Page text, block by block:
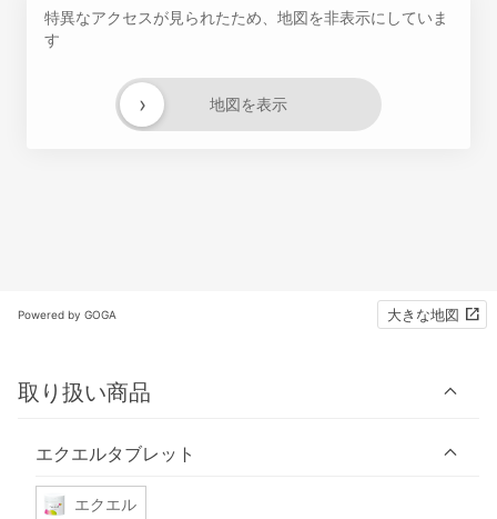
特異なアクセスが見られたため、地図を非表示にしていま
す
地図を表示
›
Powered by GOGA 大きな地図
取り扱い商品
エクエルタブレット
エクエル